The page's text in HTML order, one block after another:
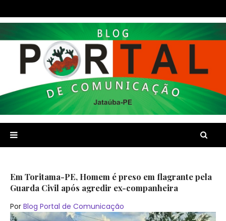
Em Toritama-PE, Homem é preso em flagrante pela
Guarda Civil após agredir ex-companheira
Por Blog Portal de Comunicação